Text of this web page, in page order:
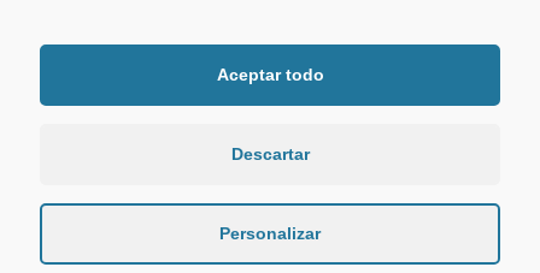
Fax. +34 976 108 058
Política de privacidad
Programa operativo FEDER Aragón
2014-2020Plan de recuperación,
Programa FEDER 2021-2027
Aceptar todo
Descartar
Personalizar